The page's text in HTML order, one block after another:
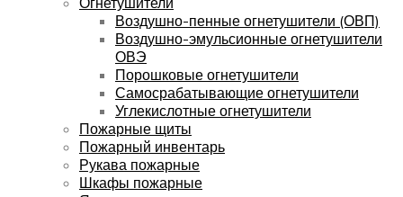
Воздушно-пенные огнетушители (ОВП)
Воздушно-эмульсионные огнетушители
ОВЭ
Порошковые огнетушители
Самосрабатывающие огнетушители
Углекислотные огнетушители
Пожарные щиты
Пожарный инвентарь
Рукава пожарные
Шкафы пожарные